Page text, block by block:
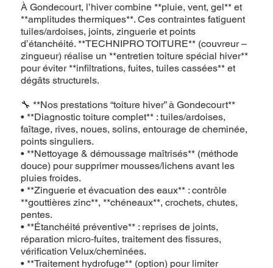
À Gondecourt, l’hiver combine **pluie, vent, gel** et
**amplitudes thermiques**. Ces contraintes fatiguent
tuiles/ardoises, joints, zinguerie et points
d’étanchéité. **TECHNIPRO TOITURE** (couvreur –
zingueur) réalise un **entretien toiture spécial hiver**
pour éviter **infiltrations, fuites, tuiles cassées** et
dégâts structurels.
🔧 **Nos prestations “toiture hiver” à Gondecourt**
• **Diagnostic toiture complet** : tuiles/ardoises,
faîtage, rives, noues, solins, entourage de cheminée,
points singuliers.
• **Nettoyage & démoussage maîtrisés** (méthode
douce) pour supprimer mousses/lichens avant les
pluies froides.
• **Zinguerie et évacuation des eaux** : contrôle
**gouttières zinc**, **chéneaux**, crochets, chutes,
pentes.
• **Étanchéité préventive** : reprises de joints,
réparation micro‑fuites, traitement des fissures,
vérification Velux/cheminées.
• **Traitement hydrofuge** (option) pour limiter